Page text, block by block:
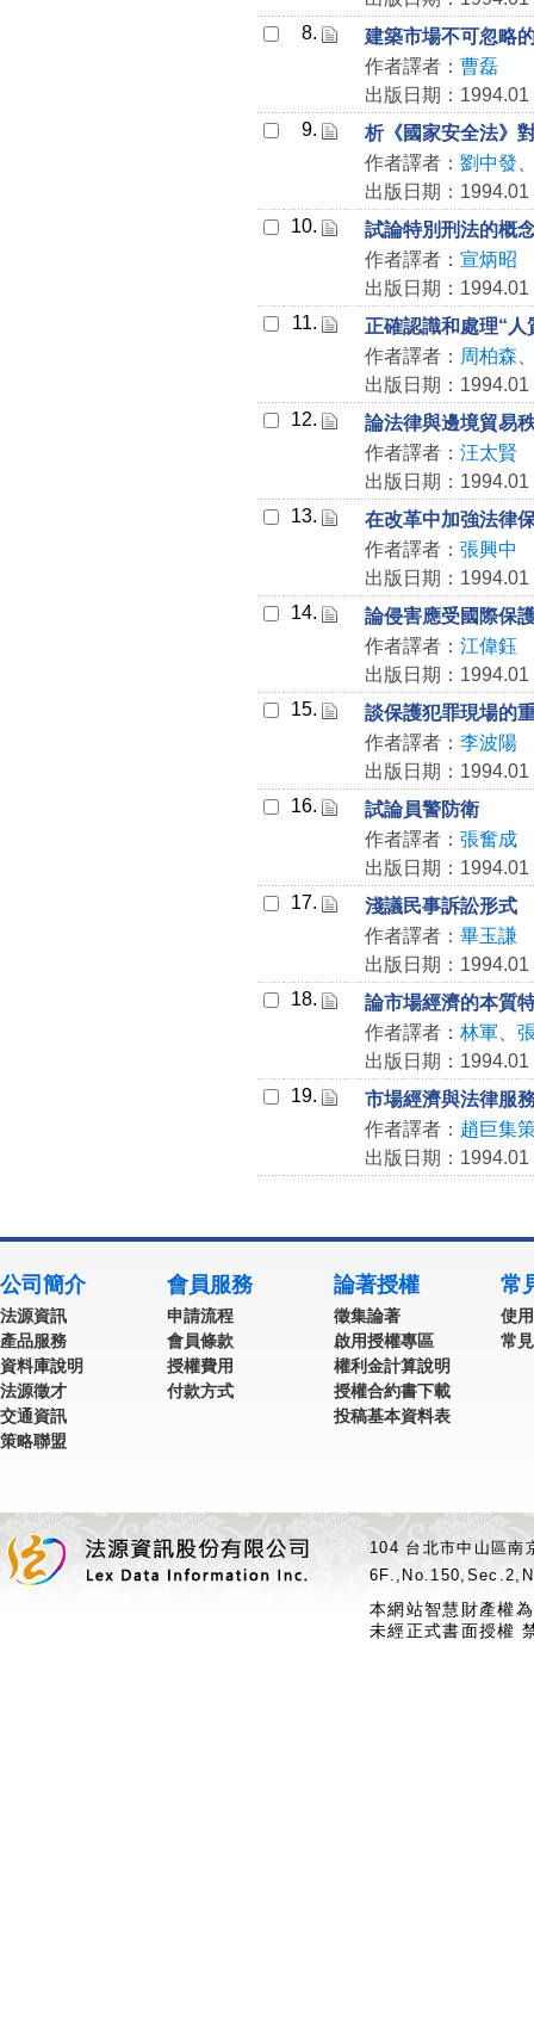
8.
建築市場不可忽略
作者譯者： 曹磊
出版日期：1994.01
9.
析《國家安全法》
作者譯者： 劉中發
出版日期：1994.01
10.
試論特別刑法的概
作者譯者： 宣炳昭
出版日期：1994.01
11.
正確認識和處理“人
作者譯者： 周柏森
出版日期：1994.01
12.
論法律與邊境貿易
作者譯者： 汪太賢
出版日期：1994.01
13.
在改革中加強法律
作者譯者： 張興中
出版日期：1994.01
14.
論侵害應受國際保
作者譯者： 江偉鈺
出版日期：1994.01
15.
談保護犯罪現場的
作者譯者： 李波陽
出版日期：1994.01
16.
試論員警防衛
作者譯者： 張奮成
出版日期：1994.01
17.
淺議民事訴訟形式
作者譯者： 畢玉謙
出版日期：1994.01
18.
論市場經濟的本質
作者譯者： 林軍、
出版日期：1994.01
19.
市場經濟與法律服
作者譯者： 趙巨集
出版日期：1994.01
公司簡介
法源資訊
產品服務
資料庫說明
法源徵才
交通資訊
策略聯盟
會員服務
申請流程
會員條款
授權費用
付款方式
論著授權
徵集論著
啟用授權專區
權利金計算說明
授權合約書下載
投稿基本資料表
常
使
常
104 台北市中山區
本網站智慧財產權
未經正式書面授權